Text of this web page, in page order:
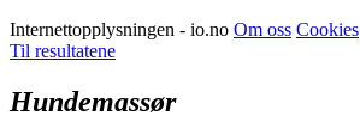
Internettopplysningen - io.no Om oss Cookies
Til resultatene
Hundemassør